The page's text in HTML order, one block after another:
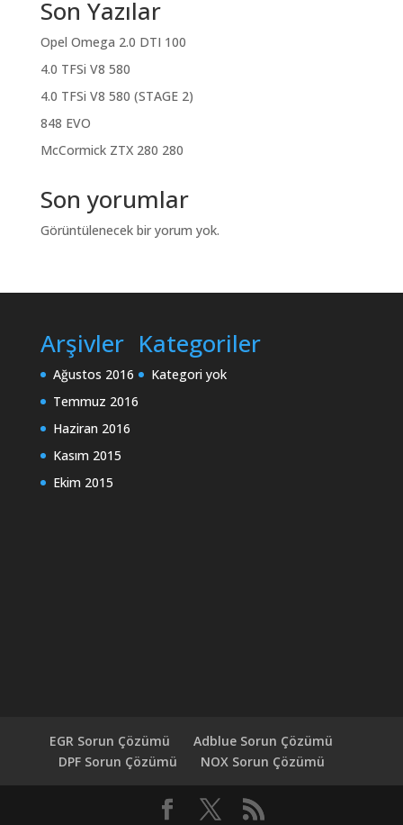
Son Yazılar
Opel Omega 2.0 DTI 100
4.0 TFSi V8 580
4.0 TFSi V8 580 (STAGE 2)
848 EVO
McCormick ZTX 280 280
Son yorumlar
Görüntülenecek bir yorum yok.
Arşivler
Ağustos 2016
Temmuz 2016
Haziran 2016
Kasım 2015
Ekim 2015
Kategoriler
Kategori yok
EGR Sorun Çözümü
Adblue Sorun Çözümü
DPF Sorun Çözümü
NOX Sorun Çözümü